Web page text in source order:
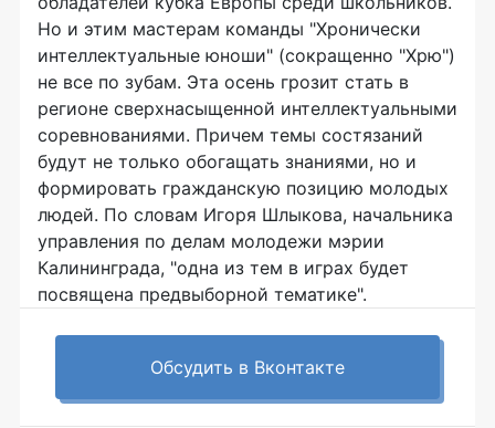
Но и этим мастерам команды "Хронически
интеллектуальные юноши" (сокращенно "Хрю")
не все по зубам. Эта осень грозит стать в
регионе сверхнасыщенной интеллектуальными
соревнованиями. Причем темы состязаний
будут не только обогащать знаниями, но и
формировать гражданскую позицию молодых
людей. По словам Игоря Шлыкова, начальника
управления по делам молодежи мэрии
Калининграда, "одна из тем в играх будет
посвящена предвыборной тематике".
Обсудить в Вконтакте